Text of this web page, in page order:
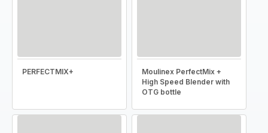
PERFECTMIX+
Moulinex PerfectMix +
High Speed Blender with
OTG bottle